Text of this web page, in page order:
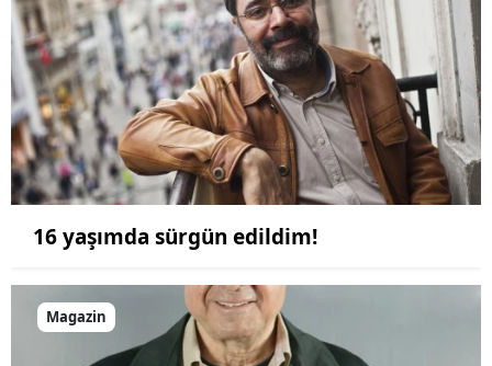
16 yaşımda sürgün edildim!
Magazin